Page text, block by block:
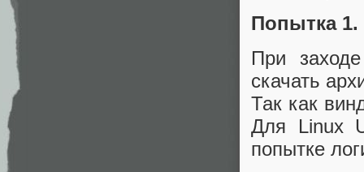
Попытка 1.
При
скачать
Так как
Для Linux
попытке